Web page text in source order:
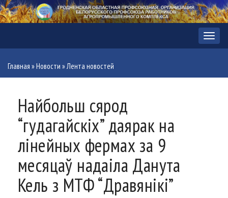
Меню
Главная »Новости »Лента новостей
Найбольш сярод
“гудагайскіх” даярак на
лінейных фермах за 9
месяцаў надаіла Данута
Кель з МТФ “Дравянікі”